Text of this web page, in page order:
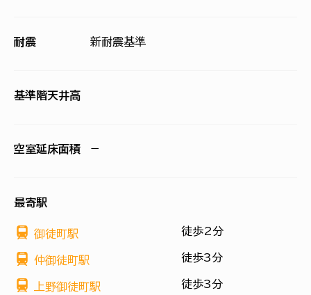
耐震 新耐震基準
基準階天井高
空室延床面積 −
最寄駅
御徒町駅 徒歩2分
仲御徒町駅 徒歩3分
上野御徒町駅 徒歩3分